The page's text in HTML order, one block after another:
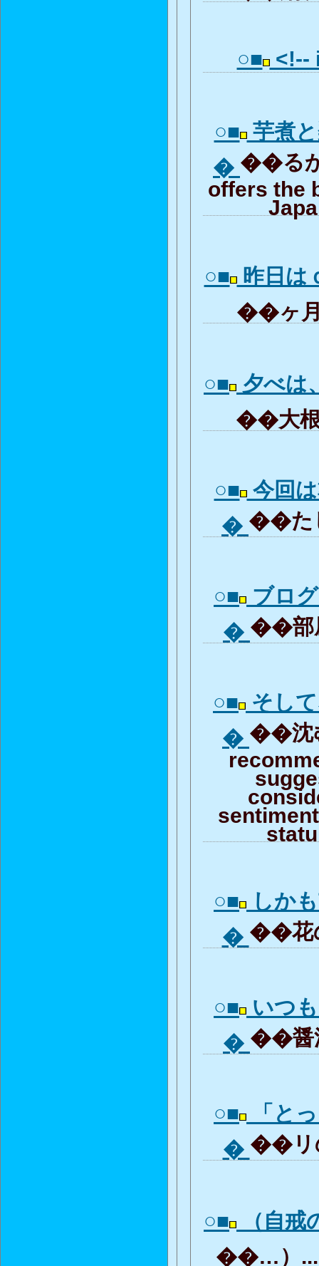
○■ <!--
○■ 芋煮
� ��る
offers the
○■ 昨日は
��ヶ月
○■ 夕べは
��大根
○■ 今回
� ��た
○■ ブロ
� ��部
○■ そし
� ��沈
○■ しか
� ��花
○■ いつ
� ��醤
○■ 「と
� ��リ
○■ （自
��…）...